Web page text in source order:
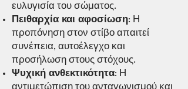
ευλυγισία του σώματος.
Πειθαρχία και αφοσίωση: Η
προπόνηση στον στίβο απαιτεί
συνέπεια, αυτοέλεγχο και
προσήλωση στους στόχους.
Ψυχική ανθεκτικότητα: Η